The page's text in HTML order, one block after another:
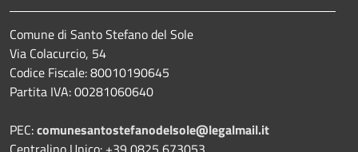
Comune di Santo Stefano del Sole
Via Colacurcio, 54
Codice Fiscale: 80010190645
Partita IVA: 00281060640
PEC:comunesantostefanodelsole@legalmail.it